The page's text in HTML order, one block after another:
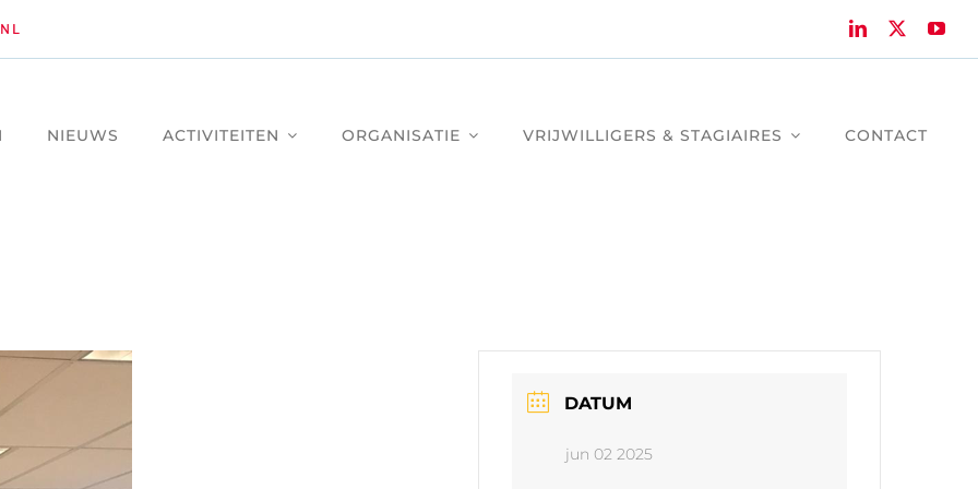
NIEUWS ACTIVITEITEN ORGANISATIE VRIJWILLIGERS & STAGIAIRES CONTACT
DATUM
jun 02 2025